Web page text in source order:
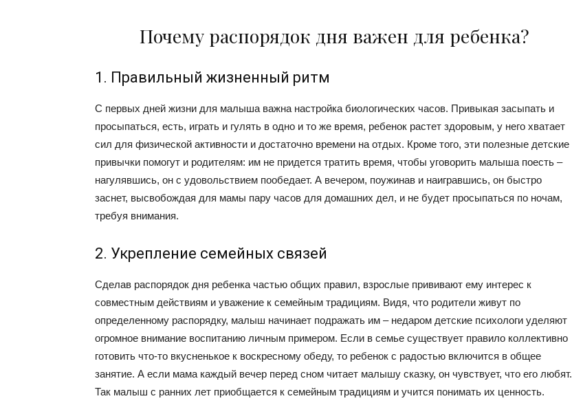
Почему распорядок дня важен для ребенка?
1. Правильный жизненный ритм
С первых дней жизни для малыша важна настройка биологических часов. Привыкая засыпать и
просыпаться, есть, играть и гулять в одно и то же время, ребенок растет здоровым, у него хватает
сил для физической активности и достаточно времени на отдых. Кроме того, эти полезные детские
привычки помогут и родителям: им не придется тратить время, чтобы уговорить малыша поесть –
нагулявшись, он с удовольствием пообедает. А вечером, поужинав и наигравшись, он быстро
заснет, высвобождая для мамы пару часов для домашних дел, и не будет просыпаться по ночам,
требуя внимания.
2. Укрепление семейных связей
Сделав распорядок дня ребенка частью общих правил, взрослые прививают ему интерес к
совместным действиям и уважение к семейным традициям. Видя, что родители живут по
определенному распорядку, малыш начинает подражать им – недаром детские психологи уделяют
огромное внимание воспитанию личным примером. Если в семье существует правило коллективно
готовить что-то вкусненькое к воскресному обеду, то ребенок с радостью включится в общее
занятие. А если мама каждый вечер перед сном читает малышу сказку, он чувствует, что его любят.
Так малыш с ранних лет приобщается к семейным традициям и учится понимать их ценность.